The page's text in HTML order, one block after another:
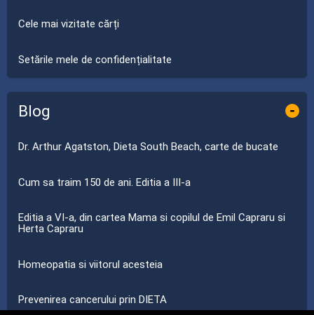
Cele mai vizitate cărți
Setările mele de confidențialitate
Blog -
Dr. Arthur Agatston, Dieta South Beach, carte de bucate
Cum sa traim 150 de ani. Editia a III-a
Editia a VI-a, din cartea Mama si copilul de Emil Capraru si
Herta Capraru
Homeopatia si viitorul acesteia
Prevenirea cancerului prin DIETA